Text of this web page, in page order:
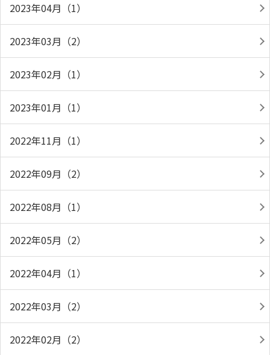
2023年04月（1）
2023年03月（2）
2023年02月（1）
2023年01月（1）
2022年11月（1）
2022年09月（2）
2022年08月（1）
2022年05月（2）
2022年04月（1）
2022年03月（2）
2022年02月（2）